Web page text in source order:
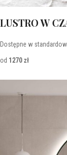
LUSTRO W
Dostępne w
od 1270 zł